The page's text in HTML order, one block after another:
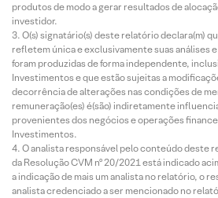
produtos de modo a gerar resultados de
investidor.
O(s) signatário(s) deste relatório declara(m)
refletem única e exclusivamente suas análises
foram produzidas de forma independente,
Investimentos e que estão sujeitas a
decorrência de alterações nas condições de
remuneração(es) é(são) indiretamente
provenientes dos negócios e operações
Investimentos.
O analista responsável pelo conteúdo deste
da Resolução CVM nº 20/2021 está indicado
a indicação de mais um analista no relatório, o
analista credenciado a ser mencionado no